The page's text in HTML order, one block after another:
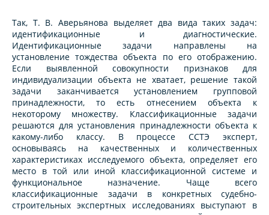
Так, Т. В. Аверьянова выделяет два вида таких задач:
идентификационные и диагностические.
Идентификационные задачи направлены на
установление тождества объекта по его отображению.
Если выявленной совокупности признаков для
индивидуализации объекта не хватает, решение такой
задачи заканчивается установлением групповой
принадлежности, то есть отнесением объекта к
некоторому множеству. Классификационные задачи
решаются для установления принадлежности объекта к
какому-либо классу. В процессе ССТЭ эксперт,
основываясь на качественных и количественных
характеристиках исследуемого объекта, определяет его
место в той или иной классификационной системе и
функциональное назначение. Чаще всего
классификационные задачи в конкретных судебно-
строительных экспертных исследованиях выступают в